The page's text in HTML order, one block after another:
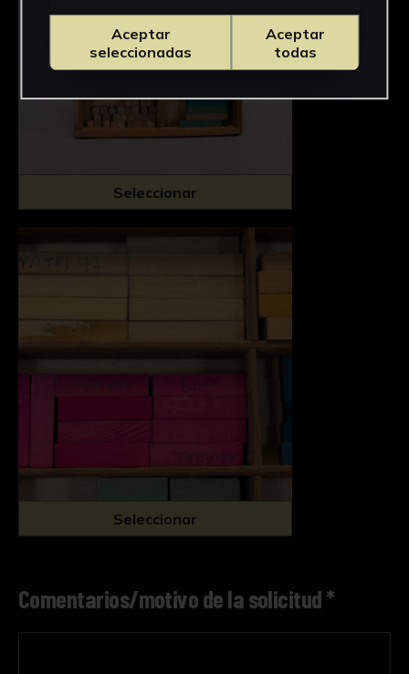
Seleccionar
Seleccionar
Comentarios/motivo de la solicitud *
Aceptar
seleccionadas
Aceptar
todas